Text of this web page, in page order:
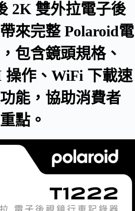
2K 雙外拉電子後
來完整 Polaroid電
包含鏡頭規格、
操作、WiFi 下載速
能，協助消費者
點。